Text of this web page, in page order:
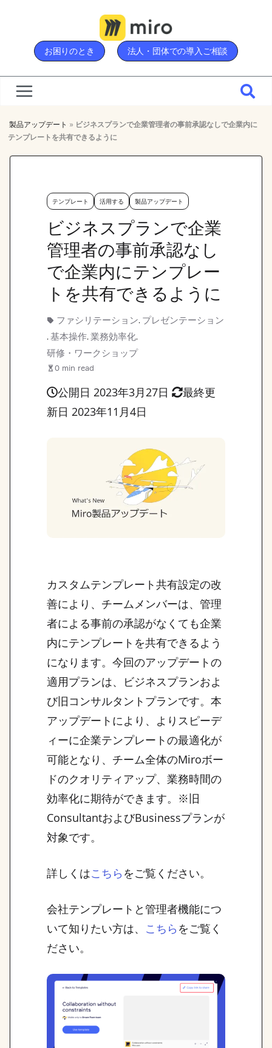
content
お困りのとき 法人・団体での導入ご相談
製品アップデート » ビジネスプランで企業管理者の事前承認なしで企業内に
テンプレートを共有できるように
テンプレート 活用する 製品アップデート
ビジネスプランで企業
管理者の事前承認なし
で企業内にテンプレー
トを共有できるように
ファシリテーション, プレゼンテーション
, 基本操作, 業務効率化,
研修・ワークショップ
0 min read
公開日 2023年3月27日
最終更
新日 2023年11月4日
カスタムテンプレート共有設定の改
善により、チームメンバーは、管理
者による事前の承認がなくても企業
内にテンプレートを共有できるよう
になります。今回のアップデートの
適用プランは、ビジネスプランおよ
び旧コンサルタントプランです。本
アップデートにより、よりスピーデ
ィーに企業テンプレートの最適化が
可能となり、チーム全体のMiroボー
ドのクオリティアップ、業務時間の
効率化に期待ができます。※旧
ConsultantおよびBusinessプランが
対象です。
詳しくはこちら をご覧ください。
会社テンプレートと管理者機能につ
いて知りたい方は、
こちら をご覧く
ださい。